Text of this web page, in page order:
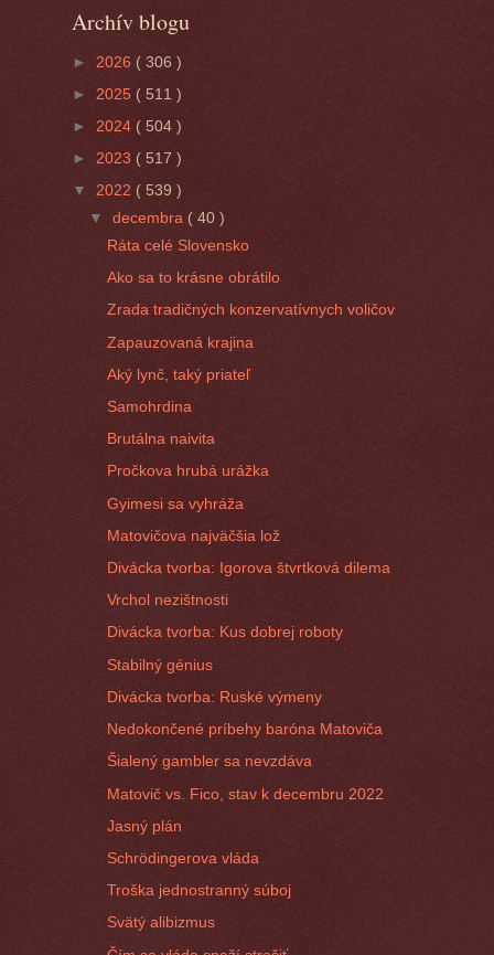
Archív blogu
► 2026 ( 306 )
► 2025 ( 511 )
► 2024 ( 504 )
► 2023 ( 517 )
▼ 2022 ( 539 )
▼decembra ( 40 )
Ráta celé Slovensko
Ako sa to krásne obrátilo
Zrada tradičných konzervatívnych voličov
Zapauzovaná krajina
Aký lynč, taký priateľ
Samohrdina
Brutálna naivita
Pročkova hrubá urážka
Gyimesi sa vyhráža
Matovičova najväčšia lož
Divácka tvorba: Igorova štvrtková dilema
Vrchol nezištnosti
Divácka tvorba: Kus dobrej roboty
Stabilný génius
Divácka tvorba: Ruské výmeny
Nedokončené príbehy baróna Matoviča
Šialený gambler sa nevzdáva
Matovič vs. Fico, stav k decembru 2022
Jasný plán
Schrödingerova vláda
Troška jednostranný súboj
Svätý alibizmus